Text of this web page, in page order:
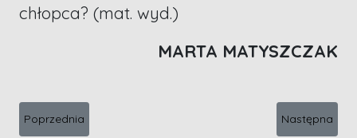
chłopca? (mat. wyd.)
MARTA MATYSZCZAK
Poprzednia strona: Anna Klejzerowicz, Ofiara spełniona
Poprzednia Następna
Następna